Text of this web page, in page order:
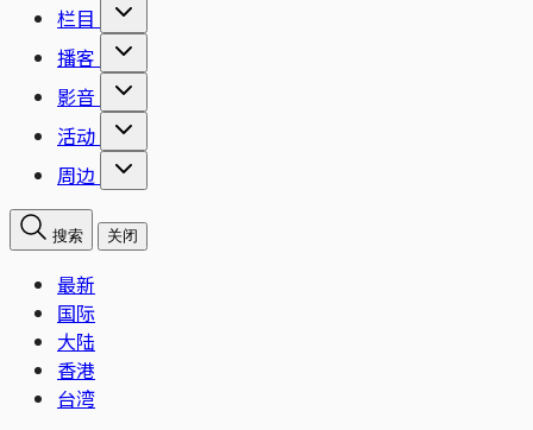
栏目
播客
影音
活动
周边
搜索 关闭
最新
国际
大陆
香港
台湾